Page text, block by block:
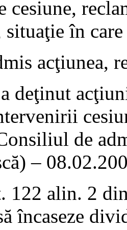
cesiune,
în
acţiunea,
deţinut
de
–
122 alin. 2
încaseze